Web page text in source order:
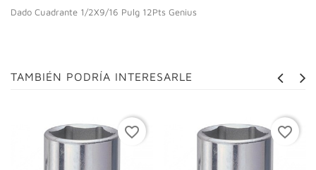
Dado Cuadrante 1/2X9/16 Pulg 12Pts Genius
TAMBIÉN PODRÍA INTERESARLE
favorite_border favorite_border